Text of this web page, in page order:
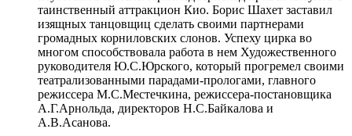
таинственный аттракцион Кио. Борис Шахет заставил
изящных танцовщиц сделать своими партнерами
громадных корниловских слонов. Успеху цирка во
многом способствовала работа в нем Художественного
руководителя Ю.С.Юрского, который прогремел своими
театрализованными парадами-прологами, главного
режиссера М.С.Местечкина, режиссера-постановщика
А.Г.Арнольда, директоров Н.С.Байкалова и
А.В.Асанова.